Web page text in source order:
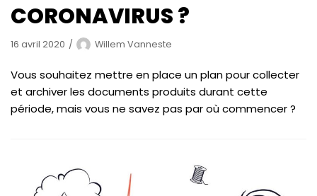
CORONAVIRUS ?
16 avril 2020 Willem Vanneste
Vous souhaitez mettre en place un plan pour collecter
et archiver les documents produits durant cette
période, mais vous ne savez pas par où commencer ?